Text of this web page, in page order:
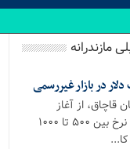
مازندرانه
در بازار غیررسمی
قاچاق، از آغاز
معاملات صبح تاکنون نرخ بین ۵۰۰ تا ۱۰۰۰